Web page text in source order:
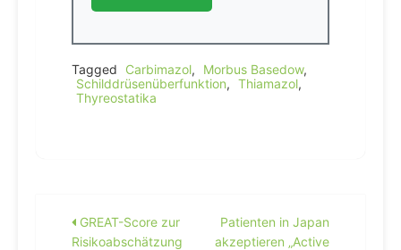
Tagged Carbimazol, Morbus Basedow,
Schilddrüsenüberfunktion, Thiamazol,
Thyreostatika
Beitragsnavigation
GREAT-Score zur
Risikoabschätzung
Patienten in Japan
akzeptieren „Active